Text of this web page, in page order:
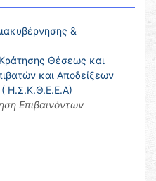
&
Θέσεως και
και Αποδείξεων
Η.Σ.Κ.Θ.Ε.Ε.Α)
Επιβαινόντων